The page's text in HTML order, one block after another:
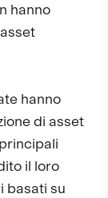
hanno
hanno
di asset
il loro
basati su